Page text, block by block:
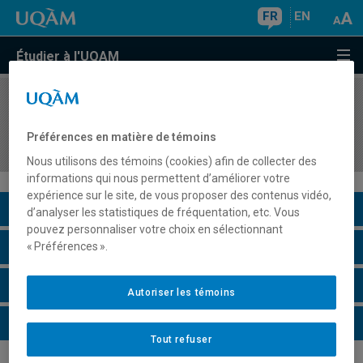
FR EN
Étudier à l'UQAM
COURS//
d'innovation en hôtellerie ou restauration
Description du cours
Horaire - Été 2026
Horaire - Automne 2026
Horaire - Hiver 2027
Préférences en matière de témoins
Nous utilisons des témoins (cookies) afin de collecter des
informations qui nous permettent d’améliorer votre
expérience sur le site, de vous proposer des contenus vidéo,
d’analyser les statistiques de fréquentation, etc. Vous
pouvez personnaliser votre choix en sélectionnant
« Préférences ».
Tout refuser
Autoriser les témoins